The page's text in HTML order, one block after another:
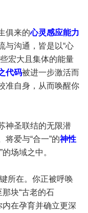
俱来的心灵感应能力
与沟通，皆是以“心
宏大且集体的能量
代码被进一步激活而
准自身，从而唤醒你
神圣联结的无限潜
将爱与“合一”的神性
场域之中。
所在。你正被呼唤
块“古老的石
内在孕育并确立更深